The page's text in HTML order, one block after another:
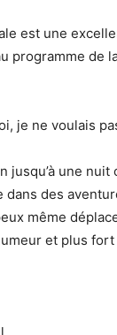
est une
programme de
je ne voulais
jusqu’à une
dans des
même
et plus